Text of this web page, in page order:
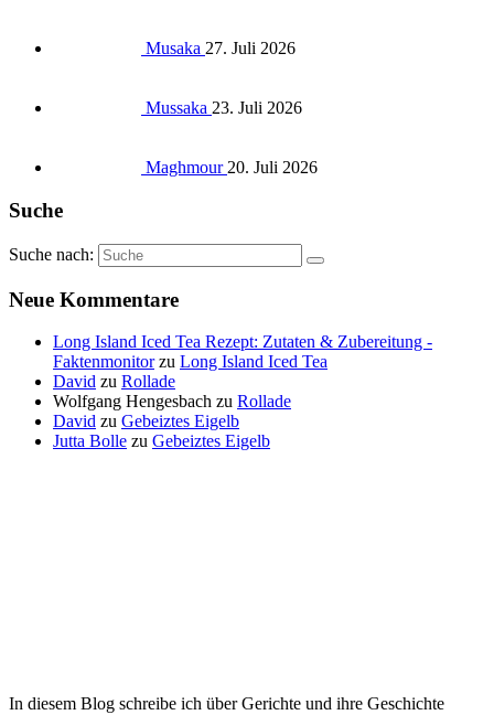
Musaka 27. Juli 2026
Mussaka 23. Juli 2026
Maghmour20. Juli 2026
Suche
Suche nach:
Neue Kommentare
Long Island Iced Tea Rezept: Zutaten & Zubereitung -
Faktenmonitorzu Long Island Iced Tea
David zu Rollade
Wolfgang Hengesbach zu Rollade
David zu Gebeiztes Eigelb
Jutta Bolle zu Gebeiztes Eigelb
In diesem Blog schreibe ich über Gerichte und ihre Geschichte